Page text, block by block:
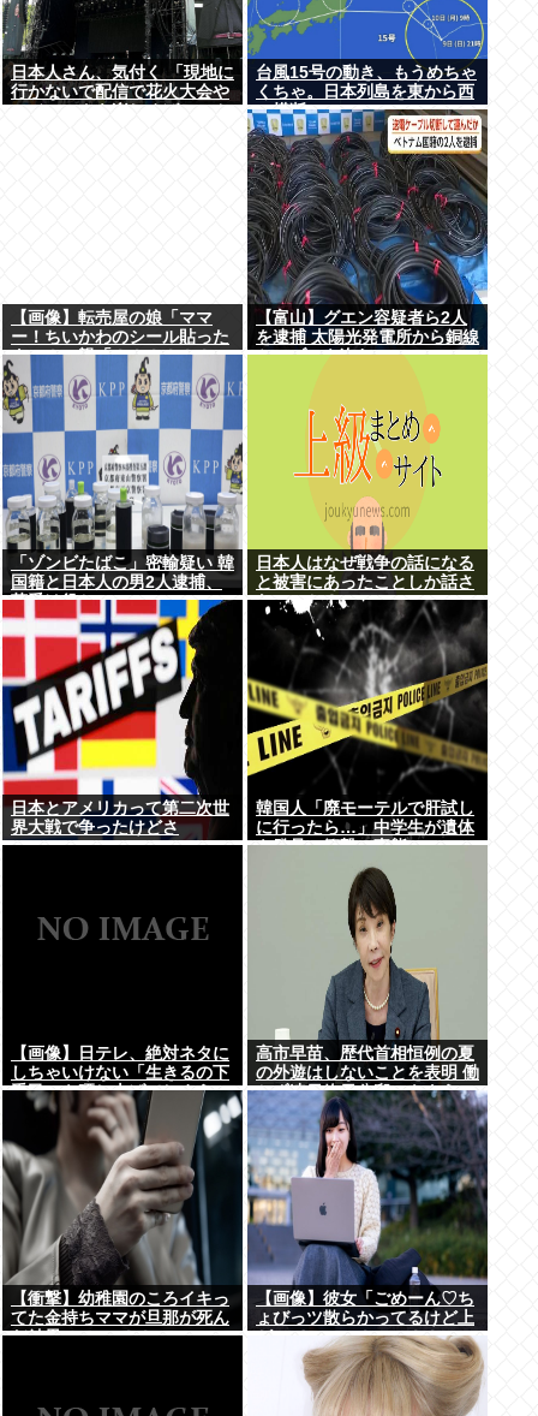
日本人さん、気付く 「現地に
行かないで配信で花火大会や
台風15号の動き、もうめちゃ
くちゃ。日本列島を東から西
に横断
【画像】転売屋の娘「ママ
ー！ちいかわのシール貼った
よー！」親「！！！！！！」
【富山】グエン容疑者ら2人
を逮捕 太陽光発電所から銅線
ケーブルを盗む
「ゾンビたばこ」密輸疑い 韓
国籍と日本人の男2人逮捕、
荷受け役か
日本人はなぜ戦争の話になる
と被害にあったことしか話さ
ないのか？
日本とアメリカって第二次世
界大戦で争ったけどさ
韓国人「廃モーテルで肝試し
に行ったら…」中学生が遺体
を発見、衝撃の事態に
【画像】日テレ、絶対ネタに
しちゃいけない「生きるの下
手民」を晒し上げてしまう
高市早苗、歴代首相恒例の夏
の外遊はしないことを表明 働
かず連日終日公邸のもよう
【衝撃】幼稚園のころイキっ
てた金持ちママが旦那が死ん
だ結果･････⇒！！
【画像】彼女「ごめーん♡ち
ょびっツ散らかってるけど上
がって～～～！」⇒！！